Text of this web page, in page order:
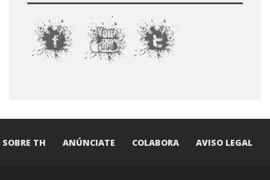
SOBRE TH ANÚNCIATE COLABORA AVISO LEGAL